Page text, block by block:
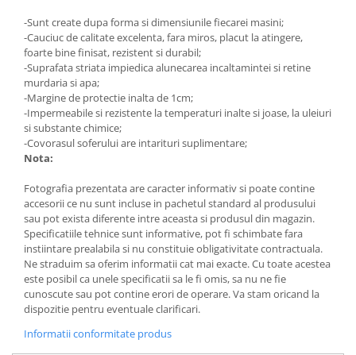
-Sunt create dupa forma si dimensiunile fiecarei masini;
-Cauciuc de calitate excelenta, fara miros, placut la atingere,
foarte bine finisat, rezistent si durabil;
-Suprafata striata impiedica alunecarea incaltamintei si retine
murdaria si apa;
-Margine de protectie inalta de 1cm;
-Impermeabile si rezistente la temperaturi inalte si joase, la uleiuri
si substante chimice;
-Covorasul soferului are intarituri suplimentare;
Nota:
Fotografia prezentata are caracter informativ si poate contine
accesorii ce nu sunt incluse in pachetul standard al produsului
sau pot exista diferente intre aceasta si produsul din magazin.
Specificatiile tehnice sunt informative, pot fi schimbate fara
instiintare prealabila si nu constituie obligativitate contractuala.
Ne straduim sa oferim informatii cat mai exacte. Cu toate acestea
este posibil ca unele specificatii sa le fi omis, sa nu ne fie
cunoscute sau pot contine erori de operare. Va stam oricand la
dispozitie pentru eventuale clarificari.
Informatii conformitate produs